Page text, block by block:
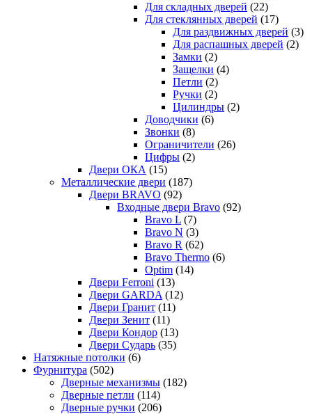
Для складных дверей (22)
Для стеклянных дверей (17)
Для раздвижных дверей (3)
Для распашных дверей (2)
Замки (2)
Защелки (4)
Петли (2)
Ручки (2)
Цилиндры (2)
Доводчики (6)
Звонки (8)
Ограничители (26)
Цифры (2)
Двери ОКА (15)
Металлические двери (187)
Двери BRAVO (92)
Входные двери Bravo (92)
Bravo L (7)
Bravo N (3)
Bravo R (62)
Bravo Thermo (6)
Optim (14)
Двери Ferroni (13)
Двери GARDA (12)
Двери Гранит (11)
Двери Зенит (11)
Двери Кондор (13)
Двери Сударь (35)
Натяжные потолки (6)
Фурнитура (502)
Дверные механизмы (182)
Дверные петли (114)
Дверные ручки (206)